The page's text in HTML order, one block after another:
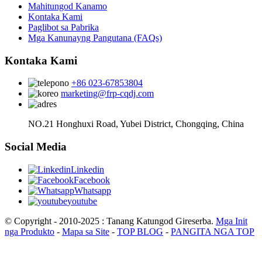
Mahitungod Kanamo
Kontaka Kami
Paglibot sa Pabrika
Mga Kanunayng Pangutana (FAQs)
Kontaka Kami
+86 023-67853804
marketing@frp-cqdj.com
NO.21 Honghuxi Road, Yubei District, Chongqing, China
Social Media
Linkedin
Facebook
Whatsapp
youtube
© Copyright - 2010-2025 : Tanang Katungod Gireserba. Mga Init
nga Produkto - Mapa sa Site - TOP BLOG - PANGITA NGA TOP